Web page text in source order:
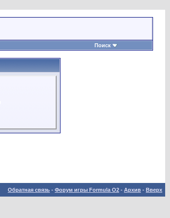
Поиск
Обратная связь - Форум игры Formula O2 - Архив - Вверх